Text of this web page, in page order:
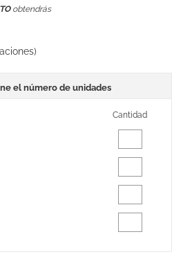
obtendrás
el número de unidades
Cantidad